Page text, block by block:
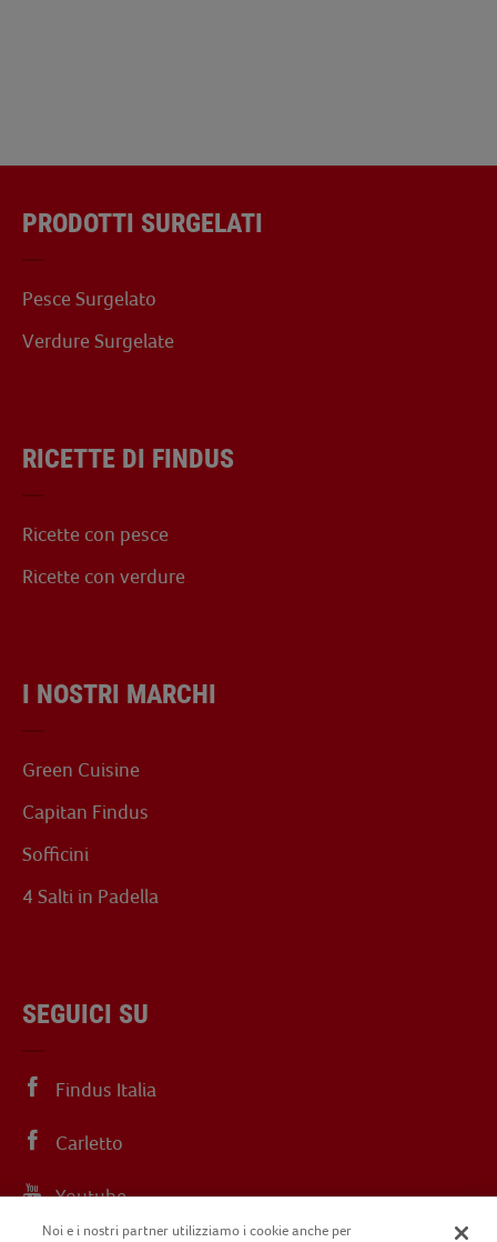
PRODOTTI SURGELATI
Pesce Surgelato
Verdure Surgelate
RICETTE DI FINDUS
Ricette con pesce
Ricette con verdure
I NOSTRI MARCHI
Green Cuisine
Capitan Findus
Sofficini
4 Salti in Padella
SEGUICI SU
Findus Italia
Carletto
Youtube
Noi e i nostri partner utilizziamo i cookie anche per